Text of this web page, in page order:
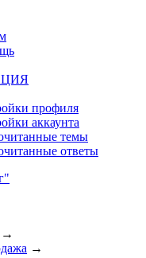
профиля
аккаунта
темы
ответы
→
→